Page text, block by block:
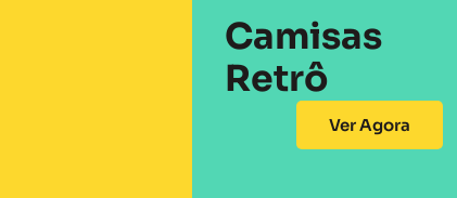
Camisas
Retrô
Ver Agora